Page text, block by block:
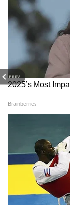
PREV
3
9
Image Credit :
দুর্গাপুজোর
গিয়েছে গরম।
4